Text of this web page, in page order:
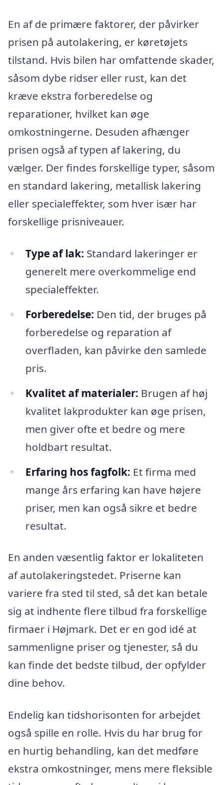
En af de primære faktorer, der påvirker
prisen på autolakering, er køretøjets
tilstand. Hvis bilen har omfattende skader,
såsom dybe ridser eller rust, kan det
kræve ekstra forberedelse og
reparationer, hvilket kan øge
omkostningerne. Desuden afhænger
prisen også af typen af lakering, du
vælger. Der findes forskellige typer, såsom
en standard lakering, metallisk lakering
eller specialeffekter, som hver især har
forskellige prisniveauer.
Type af lak: Standard lakeringer er
generelt mere overkommelige end
specialeffekter.
Forberedelse: Den tid, der bruges på
forberedelse og reparation af
overfladen, kan påvirke den samlede
pris.
Kvalitet af materialer: Brugen af høj
kvalitet lakprodukter kan øge prisen,
men giver ofte et bedre og mere
holdbart resultat.
Erfaring hos fagfolk: Et firma med
mange års erfaring kan have højere
priser, men kan også sikre et bedre
resultat.
En anden væsentlig faktor er lokaliteten
af autolakeringstedet. Priserne kan
variere fra sted til sted, så det kan betale
sig at indhente flere tilbud fra forskellige
firmaer i Højmark. Det er en god idé at
sammenligne priser og tjenester, så du
kan finde det bedste tilbud, der opfylder
dine behov.
Endelig kan tidshorisonten for arbejdet
også spille en rolle. Hvis du har brug for
en hurtig behandling, kan det medføre
ekstra omkostninger, mens mere fleksible